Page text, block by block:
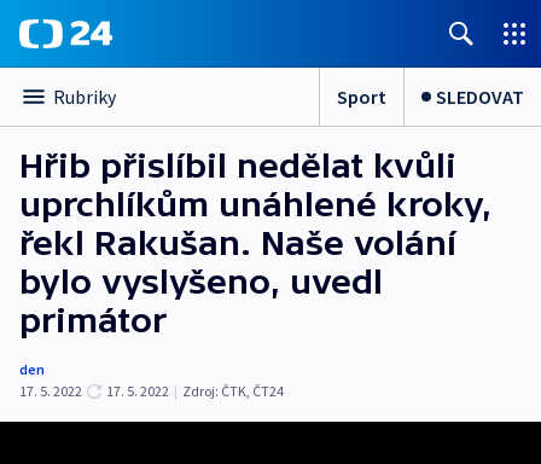
Rubriky Sport SLEDOVAT
Hřib přislíbil nedělat kvůli
uprchlíkům unáhlené kroky,
řekl Rakušan. Naše volání
bylo vyslyšeno, uvedl
primátor
den
17. 5. 2022
17. 5. 2022 | Zdroj: ČTK, ČT24